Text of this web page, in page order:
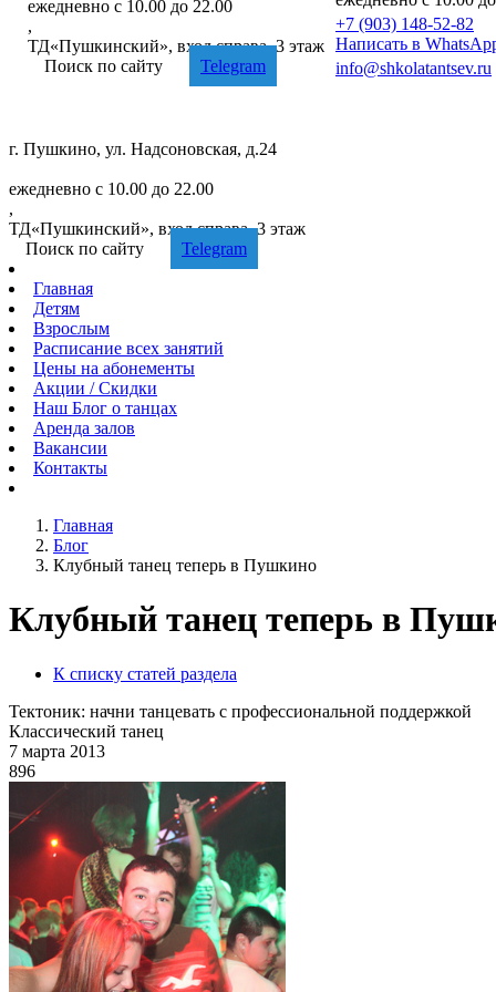
ежедневно с 10.00 до 22.00
,
ТД«Пушкинский», вход справа, 3 этаж
Поиск по сайту
Telegram
+7 (903) 148-52-82
Написать в
info@shkolatantsev.ru
г. Пушкино, ул. Надсоновская, д.24
ежедневно с 10.00 до 22.00
,
ТД«Пушкинский», вход справа, 3 этаж
Поиск по сайту
Telegram
Главная
Детям
Взрослым
Расписание всех занятий
Цены на абонементы
Акции / Скидки
Наш Блог о танцах
Аренда залов
Вакансии
Контакты
Главная
Блог
Клубный танец теперь в Пушкино
Клубный танец теперь в
К списку статей раздела
Тектоник: начни танцевать с профессиональной поддержкой
Классический танец
7 марта 2013
896